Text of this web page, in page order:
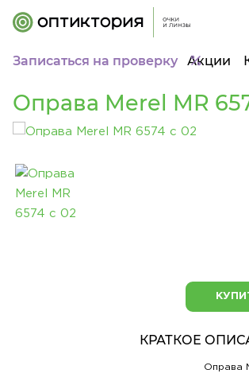
Записаться на проверку Акции
Оправа Merel MR
КРАТКОЕ
Оправа